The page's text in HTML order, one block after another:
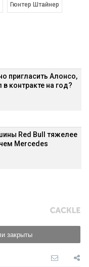
Гюнтер Штайнер
пригласить Алонсо,
контракте на год?
Red Bull тяжелее
Mercedes
закрыты